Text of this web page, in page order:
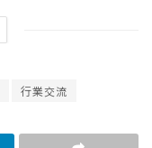
行業交流